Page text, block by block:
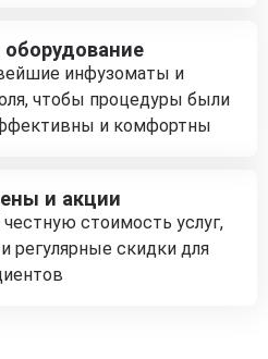
инфузоматы и
чтобы процедуры были
и комфортны
и акции
стоимость услуг,
регулярные скидки для